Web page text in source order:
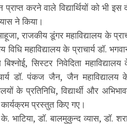
करने वाले विद्यार्थियों को भी इस
ने किया।
राजकीय डूंगर महाविद्यालय के
महाविद्यालय के प्राचार्य डॉ.
सिस्टर निवेदिता महाविद्यालय
डॉ. पंकज जैन, जैन
के प्रतिनिधि, विद्यार्थी और
कार्यक्रम प्रस्तुत किए गए।
भाटिया, डॉ. बालमुकुन्द व्यास, डॉ.